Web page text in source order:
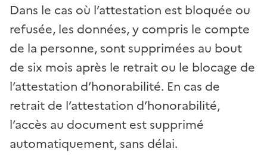
Dans le cas où l’attestation est bloquée ou
refusée, les données, y compris le compte
de la personne, sont supprimées au bout
de six mois après le retrait ou le blocage de
l’attestation d’honorabilité. En cas de
retrait de l’attestation d’honorabilité,
l’accès au document est supprimé
automatiquement, sans délai.